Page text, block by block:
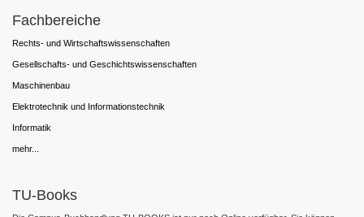
Fachbereiche
Rechts- und Wirtschaftswissenschaften
Gesellschafts- und Geschichtswissenschaften
Maschinenbau
Elektrotechnik und Informationstechnik
Informatik
mehr...
TU-Books